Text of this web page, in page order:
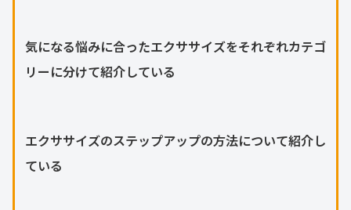
気になる悩みに合ったエクササイズをそれぞれカテゴ
リーに分けて紹介している
エクササイズのステップアップの方法について紹介し
ている